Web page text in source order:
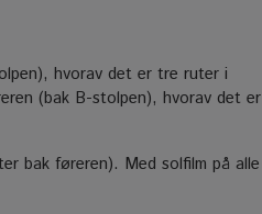
hvorav det er tre ruter i
(bak B-stolpen), hvorav det
bak føreren). Med solfilm på